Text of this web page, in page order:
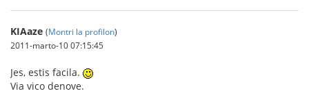
KIAaze (Montri la profilon)
2011-marto-10 07:15:45
Jes, estis facila.
Via vico denove.